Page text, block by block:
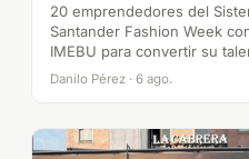
20 emprendedores del
Santander Fashion Week
IMEBU para convertir su
Danilo Pérez · 6 ago.